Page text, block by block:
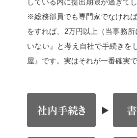
している内に提出期限が過ぎて
※総務部員でも専門家でなけれ
をすれば、2万円以上（当事務
いない』と考え自社で手続きを
屋』です。実はそれが一番確実